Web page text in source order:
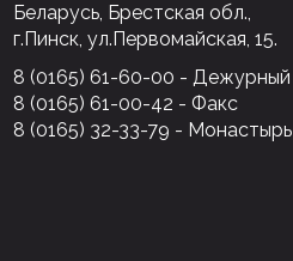
Беларусь, Брестская обл.,
г.Пинск, ул.Первомайская, 15.
8 (0165) 61-60-00 - Дежурный
8 (0165) 61-00-42 - Факс
8 (0165) 32-33-79 - Монастырь